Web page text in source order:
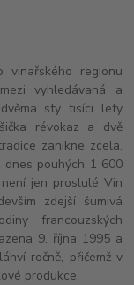
vinařského regionu
vyhledávaná a
sty tisíci lety
révokaz a dvě
zanikne zcela.
pouhých 1 600
jen proslulé Vin
zdejší šumivá
francouzských
9. října 1995 a
ročně, přičemž v
produkce.